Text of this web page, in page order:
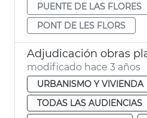
PUENTE DE LAS FLORES
PONT DE LES FLORS
modificado hace 3 años
URBANISMO Y VIVIENDA
TODAS LAS AUDIENCIAS